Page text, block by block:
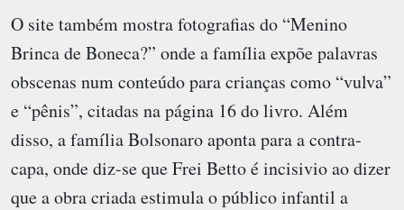
O site também mostra fotografias do “Menino
Brinca de Boneca?” onde a família expõe palavras
obscenas num conteúdo para crianças como “vulva”
e “pênis”, citadas na página 16 do livro. Além
disso, a família Bolsonaro aponta para a contra-
capa, onde diz-se que Frei Betto é incisivio ao dizer
que a obra criada estimula o público infantil a